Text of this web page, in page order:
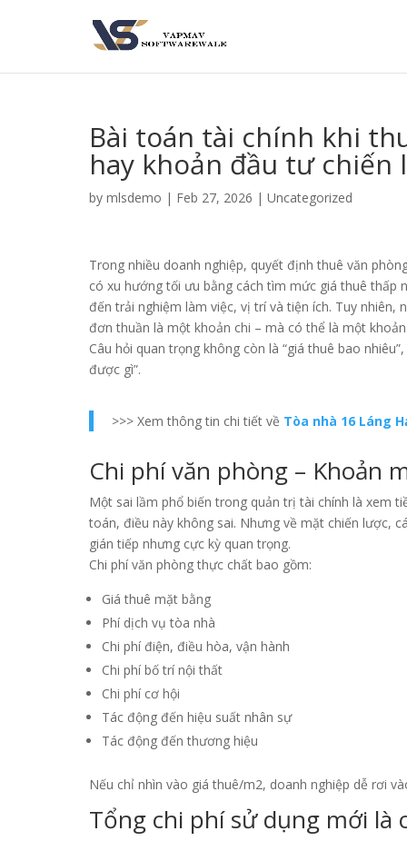
Bài toán tài chính khi
hay khoản đầu tư chiến
by mlsdemo | Feb 27, 2026 | Uncategorized
Trong nhiều doanh nghiệp, quyết định thuê văn
có xu hướng tối ưu bằng cách tìm mức giá thuê thấp
đến trải nghiệm làm việc, vị trí và tiện ích. Tuy nhiên,
đơn thuần là một khoản chi – mà có thể là một
Câu hỏi quan trọng không còn là “giá thuê bao
được gì”.
>>> Xem thông tin chi tiết về Tòa nhà 16 Láng
Chi phí văn phòng – Khoản
Một sai lầm phổ biến trong quản trị tài chính là xem
toán, điều này không sai. Nhưng về mặt chiến lược,
gián tiếp nhưng cực kỳ quan trọng.
Chi phí văn phòng thực chất bao gồm:
Giá thuê mặt bằng
Phí dịch vụ tòa nhà
Chi phí điện, điều hòa, vận hành
Chi phí bố trí nội thất
Chi phí cơ hội
Tác động đến hiệu suất nhân sự
Tác động đến thương hiệu
Nếu chỉ nhìn vào giá thuê/m2, doanh nghiệp dễ rơi
Tổng chi phí sử dụng mới là